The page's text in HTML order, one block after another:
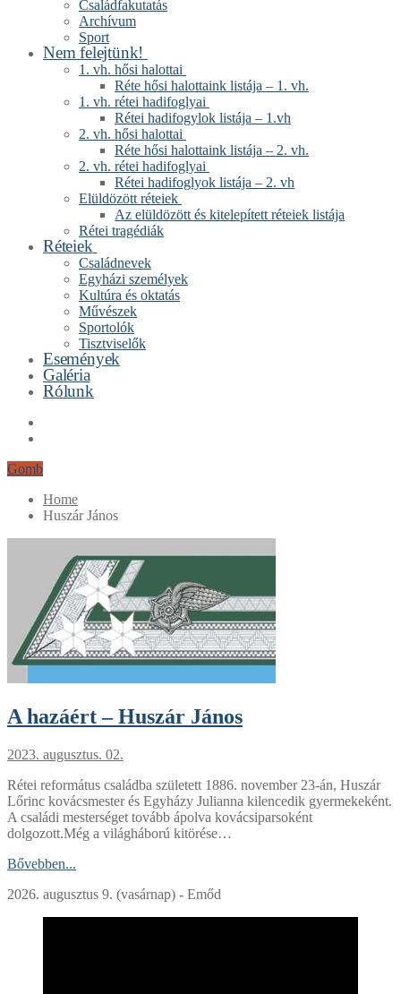
Családfakutatás
Archívum
Sport
Nem felejtünk!
1. vh. hősi halottai
Réte hősi halottaink listája – 1. vh.
1. vh. rétei hadifoglyai
Rétei hadifogylok listája – 1.vh
2. vh. hősi halottai
Réte hősi halottaink listája – 2. vh.
2. vh. rétei hadifoglyai
Rétei hadifoglyok listája – 2. vh
Elüldözött réteiek
Az elüldözött és kitelepített réteiek listája
Rétei tragédiák
Réteiek
Családnevek
Egyházi személyek
Kultúra és oktatás
Művészek
Sportolók
Tisztviselők
Események
Galéria
Rólunk
Gomb
Home
Huszár János
A hazáért – Huszár János
2023. augusztus. 02.
Rétei református családba született 1886. november 23-án, Huszár
Lőrinc kovácsmester és Egyházy Julianna kilencedik gyermekeként.
A családi mesterséget tovább ápolva kovácsiparsoként
dolgozott.Még a világháború kitörése…
Bővebben...
2026. augusztus 9. (vasárnap) - Emőd